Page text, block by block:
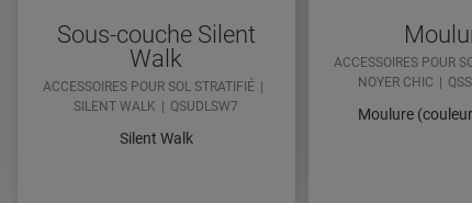
Sous-couche Silent
Walk
ACCESSOIRES POUR SOL STRATIFIÉ
SILENT WALK
QSUDLSW7
Silent Walk
ACCESSOIRES POUR
NOYER CHIC
Moulure